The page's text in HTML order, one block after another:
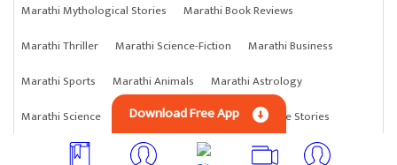
Marathi Mythological Stories
Marathi Book Reviews
Marathi Thriller
Marathi Science-Fiction
Marathi Business
Marathi Sports
Marathi Animals
Marathi Astrology
Marathi Science
Marathi Anything Marathi Crime Stories
Download Free App